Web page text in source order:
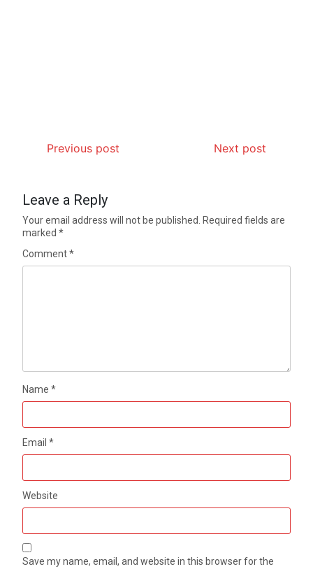
Previous post Next post
Leave a Reply
Your email address will not be published.
Required fields are
marked*
Comment*
Name*
Email*
Website
Save my name, email, and website in this browser for the